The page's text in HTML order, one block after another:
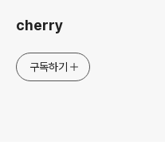
cherry
구독하기